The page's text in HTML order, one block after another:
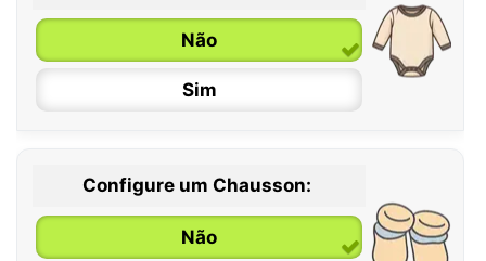
Não
Sim
0 / 6 meses
6 / 12 meses
Configure um Chausson:
Não